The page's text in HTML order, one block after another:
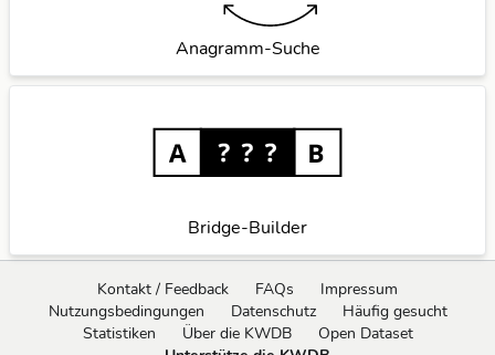
Anagramm-Suche
Bridge-Builder
Kontakt / Feedback FAQs
Impressum
Nutzungsbedingungen
Datenschutz
Häufig gesucht
Statistiken
Über die KWDB
Open Dataset